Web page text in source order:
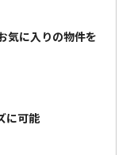
気に入りの物件を
に可能